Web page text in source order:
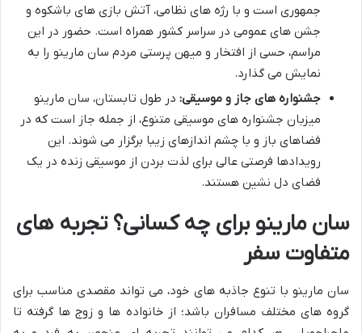
جمهوری است و با رژه های نظامی، آتش بازی های باشکوه و
جشن های عمومی در سراسر کشور همراه است. حضور در این
مراسم، حسی از افتخار و میهن پرستی مردم سان مارینو را به
نمایش می گذارد.
جشنواره های جاز و موسیقی: در طول تابستان، سان مارینو
میزبان جشنواره های موسیقی متنوع، از جمله جاز است که در
فضاهای باز و با چشم اندازهای زیبا برگزار می شوند. این
رویدادها فرصتی عالی برای لذت بردن از موسیقی زنده در یک
فضای دل نشین هستند.
سان مارینو برای چه کسانی؟ تجربه های
متفاوت سفر
سان مارینو با تنوع جاذبه های خود، می تواند مقصدی مناسب برای
گروه های مختلف مسافران باشد؛ از خانواده ها و زوج ها گرفته تا